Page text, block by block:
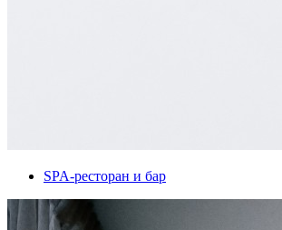
SPA-ресторан и бар